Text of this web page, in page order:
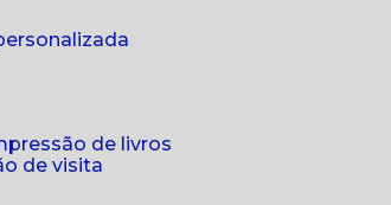
de livros
de visita